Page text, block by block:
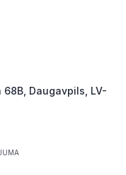
Daugavpils, LV-